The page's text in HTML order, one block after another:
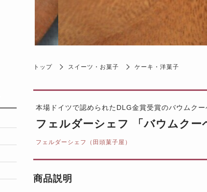
トップ スイーツ・お菓子 ケーキ・洋菓子
本場ドイツで認められたDLG金賞受賞のバウムクー
フェルダーシェフ 「バウムク
フェルダーシェフ（田頭菓子屋）
商品説明